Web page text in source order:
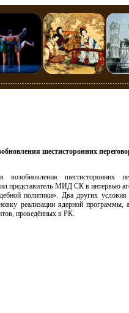
шестисторонних
шестисторонних
представитель МИД СК в интервью
политики». Два других условия
реализации ядерной программы,
проведённых в РК.